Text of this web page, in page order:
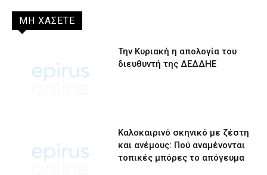
ΜΗ ΧΑΣΕΤΕ
Την Κυριακή η απολογία του
διευθυντή της ΔΕΔΔΗΕ
Καλοκαιρινό σκηνικό με ζέστη
και ανέμους: Πού αναμένονται
τοπικές μπόρες το απόγευμα